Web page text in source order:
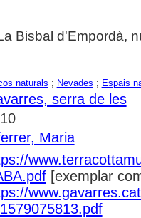
Bisbal d'Empordà,
naturals ; Nevades ; Espais
serra de les
Maria
[exemplar